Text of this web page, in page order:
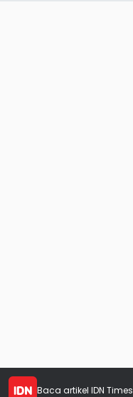
Baca artikel IDN Times